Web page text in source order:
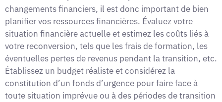
changements financiers, il est donc important de bien
planifier vos ressources financières. Évaluez votre
situation financière actuelle et estimez les coûts liés à
votre reconversion, tels que les frais de formation, les
éventuelles pertes de revenus pendant la transition, etc.
Établissez un budget réaliste et considérez la
constitution d’un fonds d’urgence pour faire face à
toute situation imprévue ou à des périodes de transition